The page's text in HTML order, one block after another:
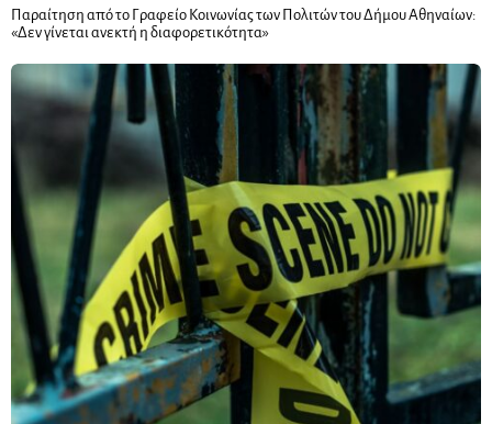
Παραίτηση από το Γραφείο Κοινωνίας των Πολιτών του Δήμου Αθηναίων:
«Δεν γίνεται ανεκτή η διαφορετικότητα»